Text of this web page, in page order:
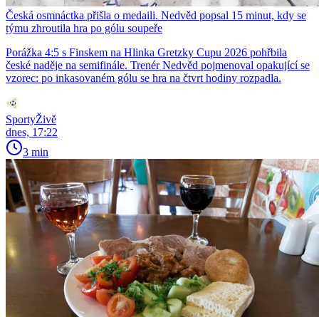
Česká osmnáctka přišla o medaili. Nedvěd popsal 15 minut, kdy se
týmu zhroutila hra po gólu soupeře
Porážka 4:5 s Finskem na Hlinka Gretzky Cupu 2026 pohřbila
české naděje na semifinále. Trenér Nedvěd pojmenoval opakující se
vzorec: po inkasovaném gólu se hra na čtvrt hodiny rozpadla.
SportyŽivě
dnes, 17:22
3 min